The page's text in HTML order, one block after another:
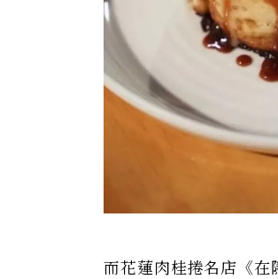
而花蓮肉桂捲名店《